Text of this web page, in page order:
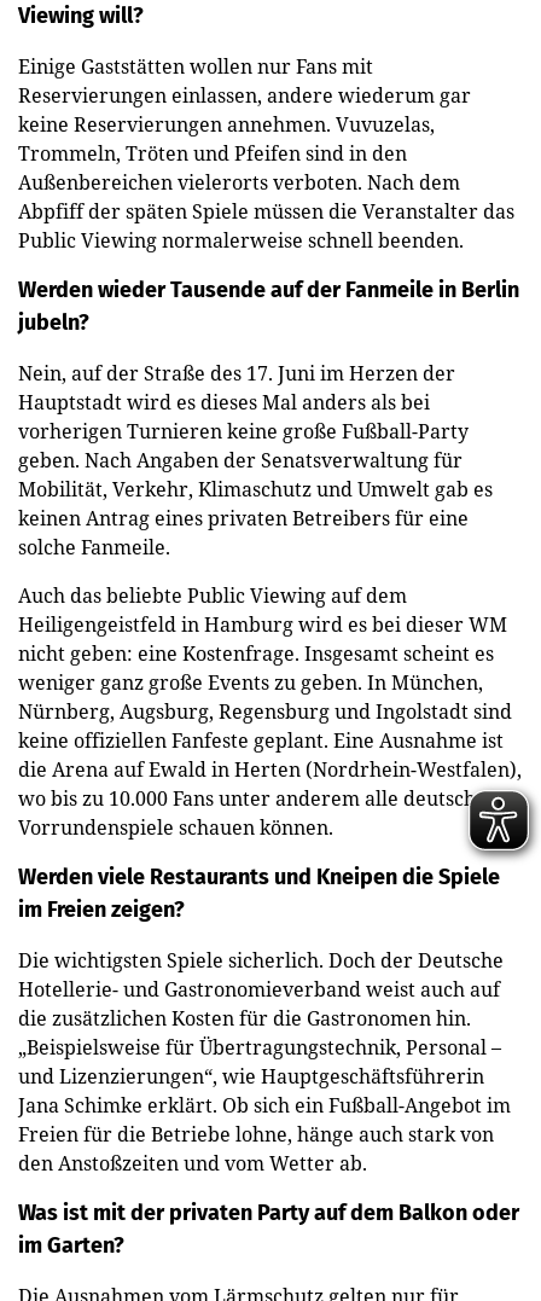
Viewing will?
Einige Gaststätten wollen nur Fans mit
Reservierungen einlassen, andere wiederum gar
keine Reservierungen annehmen. Vuvuzelas,
Trommeln, Tröten und Pfeifen sind in den
Außenbereichen vielerorts verboten. Nach dem
Abpfiff der späten Spiele müssen die Veranstalter das
Public Viewing normalerweise schnell beenden.
Werden wieder Tausende auf der Fanmeile in Berlin
jubeln?
Nein, auf der Straße des 17. Juni im Herzen der
Hauptstadt wird es dieses Mal anders als bei
vorherigen Turnieren keine große Fußball-Party
geben. Nach Angaben der Senatsverwaltung für
Mobilität, Verkehr, Klimaschutz und Umwelt gab es
keinen Antrag eines privaten Betreibers für eine
solche Fanmeile.
Auch das beliebte Public Viewing auf dem
Heiligengeistfeld in Hamburg wird es bei dieser WM
nicht geben: eine Kostenfrage. Insgesamt scheint es
weniger ganz große Events zu geben. In München,
Nürnberg, Augsburg, Regensburg und Ingolstadt sind
keine offiziellen Fanfeste geplant. Eine Ausnahme ist
die Arena auf Ewald in Herten (Nordrhein-Westfalen),
wo bis zu 10.000 Fans unter anderem alle deutschen
Vorrundenspiele schauen können.
Werden viele Restaurants und Kneipen die Spiele
im Freien zeigen?
Die wichtigsten Spiele sicherlich. Doch der Deutsche
Hotellerie- und Gastronomieverband weist auch auf
die zusätzlichen Kosten für die Gastronomen hin.
„Beispielsweise für Übertragungstechnik, Personal –
und Lizenzierungen“, wie Hauptgeschäftsführerin
Jana Schimke erklärt. Ob sich ein Fußball-Angebot im
Freien für die Betriebe lohne, hänge auch stark von
den Anstoßzeiten und vom Wetter ab.
Was ist mit der privaten Party auf dem Balkon oder
im Garten?